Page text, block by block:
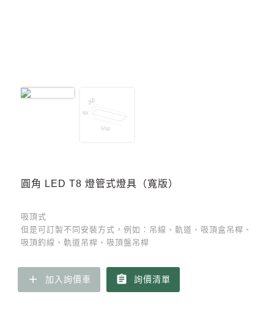
圓角 LED T8 燈管式燈具（寬版）
吸頂式
但是可訂製不同安裝方式，例如：吊線、軌道、吸頂盒吊桿、
吸頂釣線、軌道吊桿、吸頂盤吊桿
add 加入詢價車 assignment 詢價清單